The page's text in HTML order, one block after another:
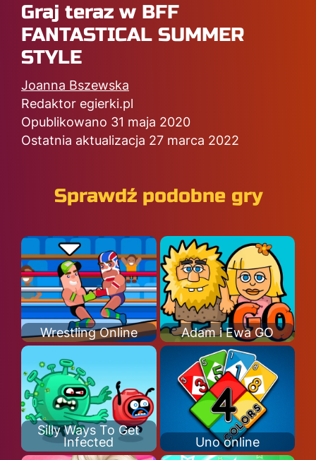
Graj teraz w BFF
FANTASTICAL SUMMER
STYLE
Joanna Bszewska
Redaktor egierki.pl
Opublikowano 31 maja 2020
Ostatnia aktualizacja 27 marca 2022
Sprawdź podobne gry
Wrestling Online Adam i Ewa GO
Silly Ways To Get
Infected
Uno online